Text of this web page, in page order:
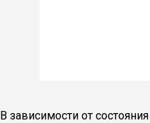
В зависимости от